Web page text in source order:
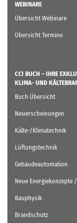
WEBINARE
Übersicht Webinare
Übersicht Termine
CCI BUCH – IHRE
KLIMA- UND
Buch Übersicht
Neuerscheinungen
Kälte-/Klimatechnik
Lüftungstechnik
Gebäudeautomation
Neue Energiekonzepte
Bauphysik
Brandschutz